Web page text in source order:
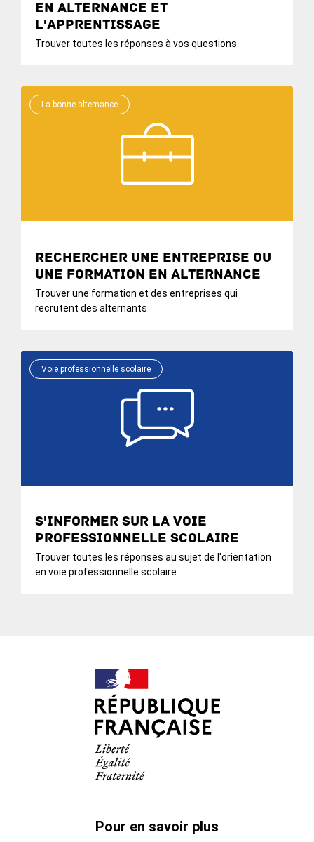
en alternance et
l'apprentissage
Trouver toutes les réponses à vos questions
La bonne alternance
Rechercher une entreprise ou
une formation en alternance
Trouver une formation et des entreprises qui
recrutent des alternants
Voie professionnelle scolaire
S'informer sur la voie
professionnelle scolaire
Trouver toutes les réponses au sujet de l'orientation
en voie professionnelle scolaire
Pour en savoir plus